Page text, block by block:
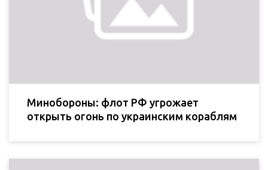
Минобороны: флот РФ угрожает
открыть огонь по украинским кораблям